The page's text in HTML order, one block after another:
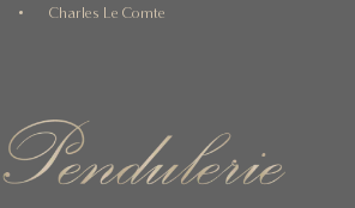
Charles Le Comte